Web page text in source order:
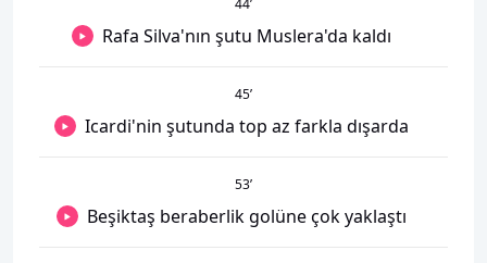
Rafa Silva'nın şutu Muslera'da kaldı
45’
Icardi'nin şutunda top az farkla dışarda
53’
Beşiktaş beraberlik golüne çok yaklaştı